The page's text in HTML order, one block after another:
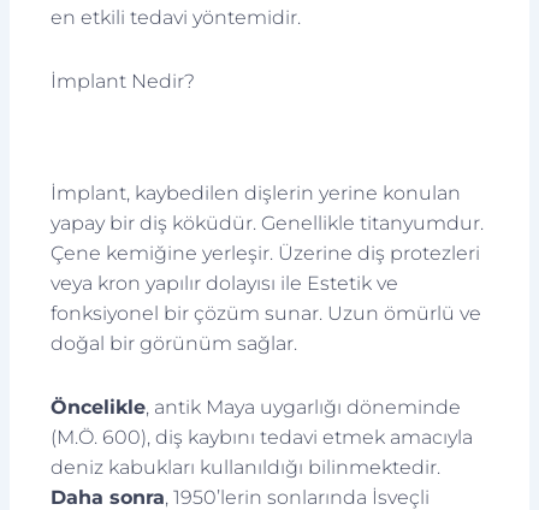
en etkili tedavi yöntemidir.
İmplant Nedir?
İmplant, kaybedilen dişlerin yerine konulan
yapay bir diş köküdür. Genellikle titanyumdur.
Çene kemiğine yerleşir. Üzerine diş protezleri
veya kron yapılır dolayısı ile Estetik ve
fonksiyonel bir çözüm sunar. Uzun ömürlü ve
doğal bir görünüm sağlar.
Öncelikle, antik Maya uygarlığı döneminde
(M.Ö. 600), diş kaybını tedavi etmek amacıyla
deniz kabukları kullanıldığı bilinmektedir.
Daha sonra, 1950’lerin sonlarında İsveçli